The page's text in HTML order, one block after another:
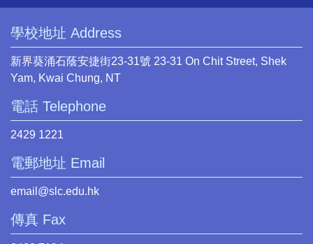
學校地址 Address
新界葵涌石蔭安捷街23-31號 23-31 On Chit Street, Shek
Yam, Kwai Chung, NT
電話 Telephone
2429 1221
電郵地址 Email
email@slc.edu.hk
傳真 Fax